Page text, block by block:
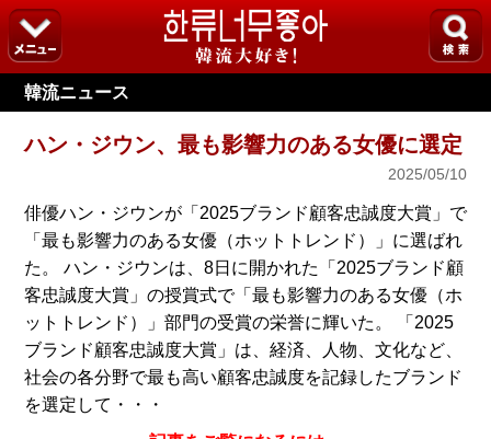
韓流ニュース
ハン・ジウン、最も影響力のある女優に選定
2025/05/10
俳優ハン・ジウンが「2025ブランド顧客忠誠度大賞」で
「最も影響力のある女優（ホットトレンド）」に選ばれ
た。 ハン・ジウンは、8日に開かれた「2025ブランド顧
客忠誠度大賞」の授賞式で「最も影響力のある女優（ホ
ットトレンド）」部門の受賞の栄誉に輝いた。 「2025
ブランド顧客忠誠度大賞」は、経済、人物、文化など、
社会の各分野で最も高い顧客忠誠度を記録したブランド
を選定して・・・